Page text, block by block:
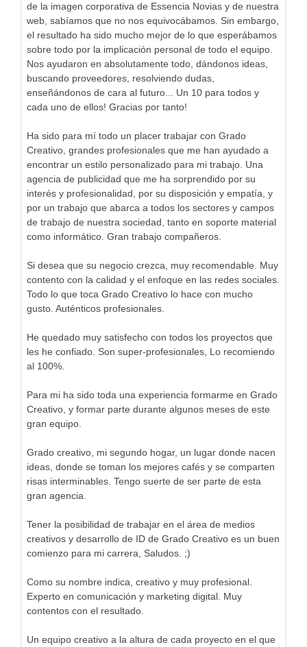
de la imagen corporativa de Essencia Novias y de nuestra
web, sabíamos que no nos equivocábamos. Sin embargo,
el resultado ha sido mucho mejor de lo que esperábamos
sobre todo por la implicación personal de todo el equipo.
Nos ayudaron en absolutamente todo, dándonos ideas,
buscando proveedores, resolviendo dudas,
enseñándonos de cara al futuro... Un 10 para todos y
cada uno de ellos! Gracias por tanto!
Ha sido para mí todo un placer trabajar con Grado
Creativo, grandes profesionales que me han ayudado a
encontrar un estilo personalizado para mi trabajo. Una
agencia de publicidad que me ha sorprendido por su
interés y profesionalidad, por su disposición y empatía, y
por un trabajo que abarca a todos los sectores y campos
de trabajo de nuestra sociedad, tanto en soporte material
como informático. Gran trabajo compañeros.
Si desea que su negocio crezca, muy recomendable. Muy
contento con la calidad y el enfoque en las redes sociales.
Todo lo que toca Grado Creativo lo hace con mucho
gusto. Auténticos profesionales.
He quedado muy satisfecho con todos los proyectos que
les he confiado. Son super-profesionales, Lo recomiendo
al 100%.
Para mi ha sido toda una experiencia formarme en Grado
Creativo, y formar parte durante algunos meses de este
gran equipo.
Grado creativo, mi segundo hogar, un lugar donde nacen
ideas, donde se toman los mejores cafés y se comparten
risas interminables. Tengo suerte de ser parte de esta
gran agencia.
Tener la posibilidad de trabajar en el área de medios
creativos y desarrollo de ID de Grado Creativo es un buen
comienzo para mi carrera, Saludos. ;)
Como su nombre indica, creativo y muy profesional.
Experto en comunicación y marketing digital. Muy
contentos con el resultado.
Un equipo creativo a la altura de cada proyecto en el que